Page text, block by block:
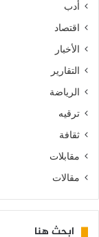
أدب
اقتصاد
الأخبار
التقارير
الرياضة
ترقيه
ثقافة
مقابلات
مقالات
ابحث هنا